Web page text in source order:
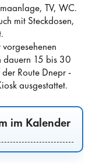
TV, WC.
mit Steckdosen,
dauern 15 bis 30
Route Dnepr -
ausgestattet.
im Kalender